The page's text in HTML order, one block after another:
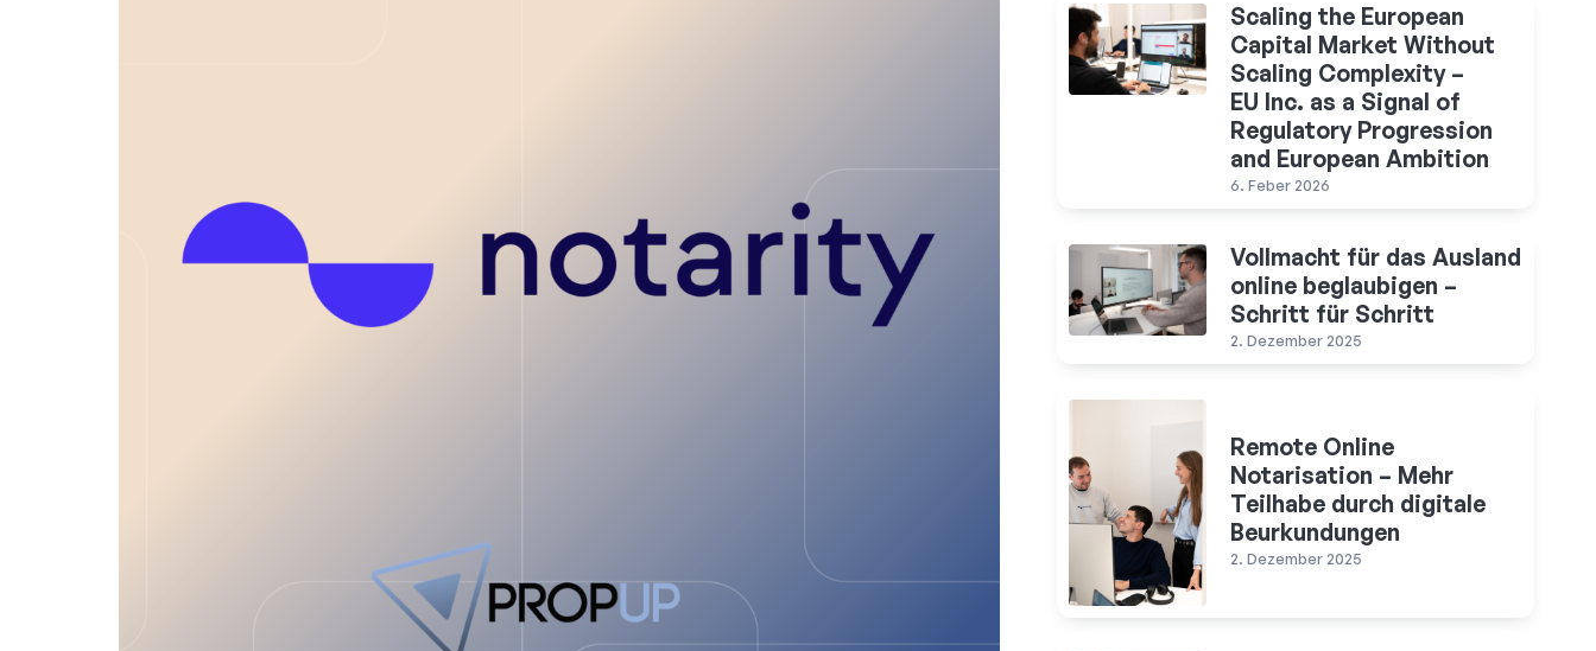
Scaling the European
Capital Market Without
Scaling Complexity –
EU Inc. as a Signal of
Regulatory Progression
and European Ambition
6. Feber 2026
Vollmacht für das Ausland
online beglaubigen –
Schritt für Schritt
2. Dezember 2025
Remote Online
Notarisation – Mehr
Teilhabe durch digitale
Beurkundungen
2. Dezember 2025